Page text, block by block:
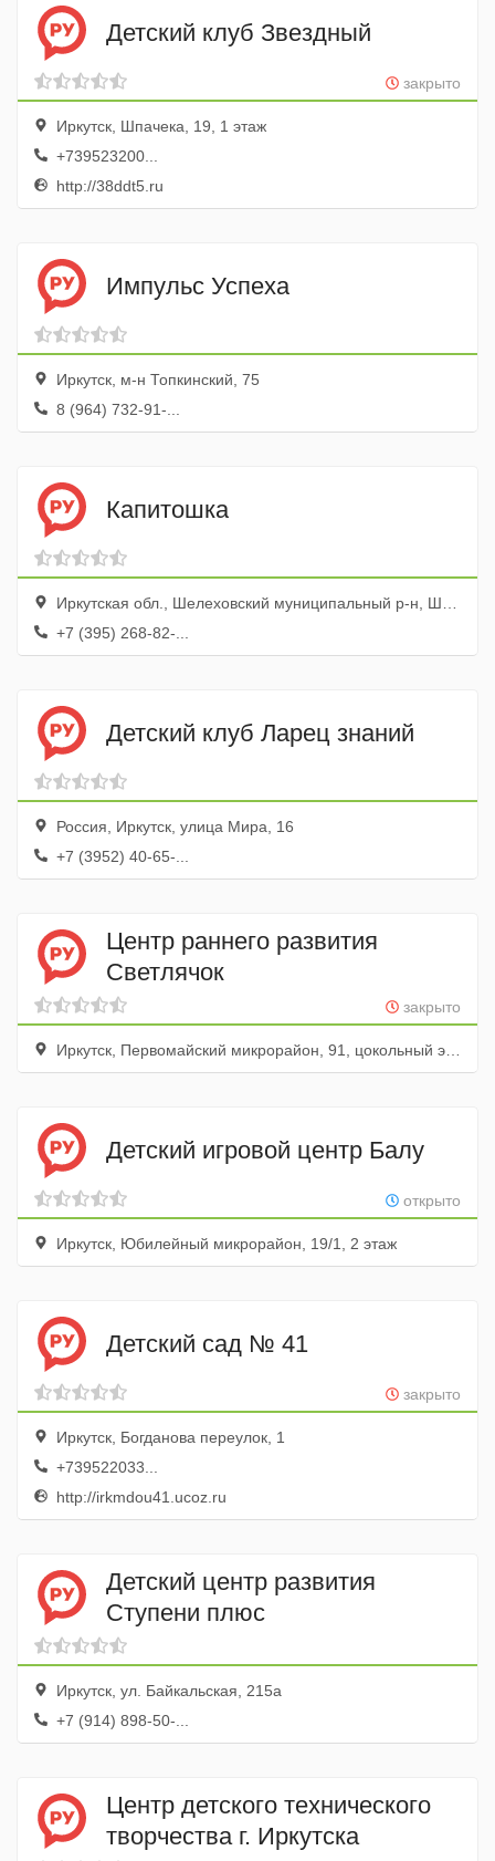
Детский клуб Звездный
закрыто
Иркутск, Шпачека, 19, 1 этаж
+739523200...
http://38ddt5.ru
Импульс Успеха
Иркутск, м-н Топкинский, 75
8 (964) 732-91-...
Капитошка
Иркутская обл., Шелеховский муниципальный р-н, Шелехов г., 4-й микрорайон, 46
+7 (395) 268-82-...
Детский клуб Ларец знаний
Россия, Иркутск, улица Мира, 16
+7 (3952) 40-65-...
Центр раннего развития
Светлячок
закрыто
Иркутск, Первомайский микрорайон, 91, цокольный этаж
Детский игровой центр Балу
открыто
Иркутск, Юбилейный микрорайон, 19/1, 2 этаж
Детский сад № 41
закрыто
Иркутск, Богданова переулок, 1
+739522033...
http://irkmdou41.ucoz.ru
Детский центр развития
Ступени плюс
Иркутск, ул. Байкальская, 215а
+7 (914) 898-50-...
Центр детского технического
творчества г. Иркутска